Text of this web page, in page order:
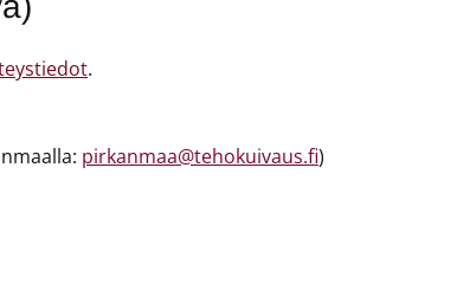
.
pirkanmaa@tehokuivaus.fi)